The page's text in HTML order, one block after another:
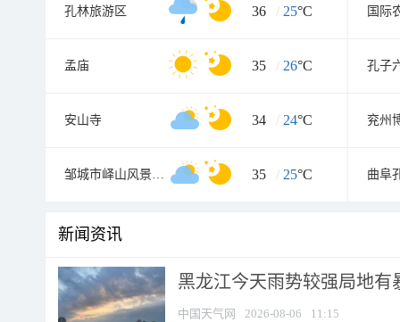
孔林旅游区 36 / 25°C 国际
孟庙 35 / 26°C 孔子
安山寺 34 / 24°C 兖州
邹城市峄山风景名胜区 35 / 25°C
新闻资讯
黑龙江今天雨势较强局地有
中国天气网 2026-08-06 11:15